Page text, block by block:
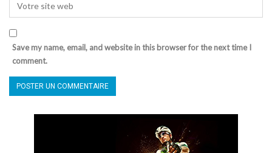
Save my name, email, and website in this browser for the next time I
comment.